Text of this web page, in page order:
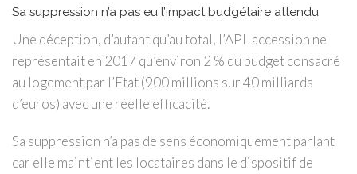
Sa suppression n’a pas eu l’impact budgétaire attendu
Une déception, d’autant qu’au total, l’APL accession ne
représentait en 2017 qu’environ 2 % du budget consacré
au logement par l’Etat (900 millions sur 40 milliards
d’euros) avec une réelle efficacité.
Sa suppression n’a pas de sens économiquement parlant
car elle maintient les locataires dans le dispositif de